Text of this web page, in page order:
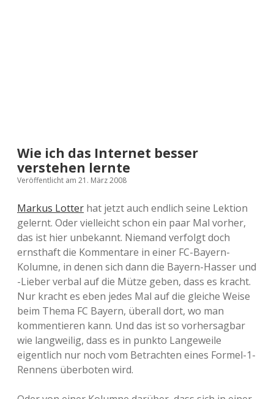
Wie ich das Internet besser
verstehen lernte
Veröffentlicht am 21. März 2008
Markus Lotter hat jetzt auch endlich seine Lektion
gelernt. Oder vielleicht schon ein paar Mal vorher,
das ist hier unbekannt. Niemand verfolgt doch
ernsthaft die Kommentare in einer FC-Bayern-
Kolumne, in denen sich dann die Bayern-Hasser und
-Lieber verbal auf die Mütze geben, dass es kracht.
Nur kracht es eben jedes Mal auf die gleiche Weise
beim Thema FC Bayern, überall dort, wo man
kommentieren kann. Und das ist so vorhersagbar
wie langweilig, dass es in punkto Langeweile
eigentlich nur noch vom Betrachten eines Formel-1-
Rennens überboten wird.